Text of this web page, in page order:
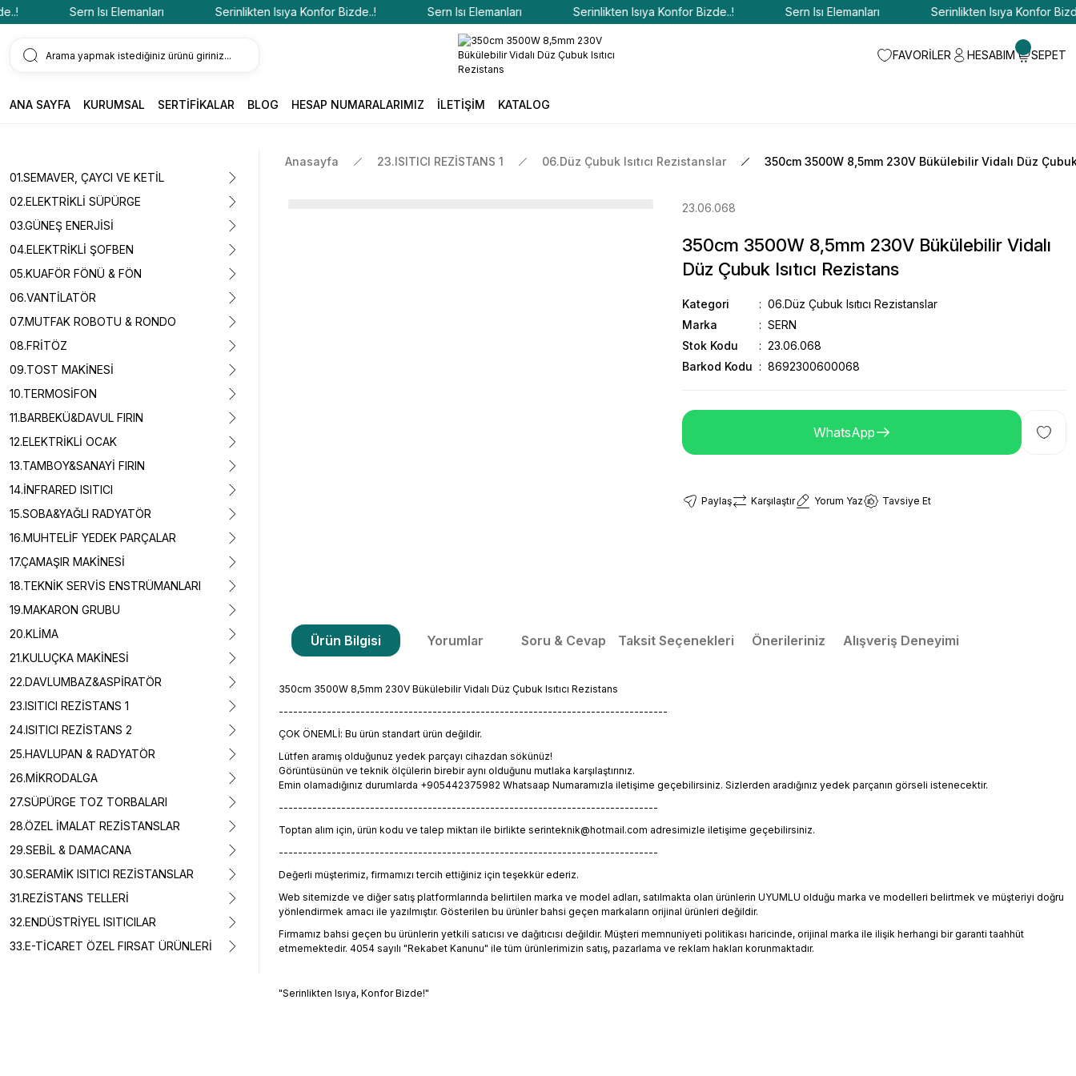
Sern Isı Elemanları Serinlikten Isıya Konfor Bizde..! Sern Isı Elemanları Serinlikten Isıya Konfor Bizde..! Sern Isı Elemanları Serinlikten Isıya Konfor Bizde..!
FAVORİLER HESABIM SEPET
ANA SAYFA KURUMSAL SERTİFİKALAR BLOG HESAP NUMARALARIMIZ İLETİŞİM KATALOG
01.SEMAVER, ÇAYCI VE KETİL
02.ELEKTRİKLİ SÜPÜRGE
03.GÜNEŞ ENERJİSİ
04.ELEKTRİKLİ ŞOFBEN
05.KUAFÖR FÖNÜ & FÖN
06.VANTİLATÖR
07.MUTFAK ROBOTU & RONDO
08.FRİTÖZ
09.TOST MAKİNESİ
10.TERMOSİFON
11.BARBEKÜ&DAVUL FIRIN
12.ELEKTRİKLİ OCAK
13.TAMBOY&SANAYİ FIRIN
14.İNFRARED ISITICI
15.SOBA&YAĞLI RADYATÖR
16.MUHTELİF YEDEK PARÇALAR
17.ÇAMAŞIR MAKİNESİ
18.TEKNİK SERVİS ENSTRÜMANLARI
19.MAKARON GRUBU
20.KLİMA
21.KULUÇKA MAKİNESİ
22.DAVLUMBAZ&ASPİRATÖR
23.ISITICI REZİSTANS 1
24.ISITICI REZİSTANS 2
25.HAVLUPAN & RADYATÖR
26.MİKRODALGA
27.SÜPÜRGE TOZ TORBALARI
28.ÖZEL İMALAT REZİSTANSLAR
29.SEBİL & DAMACANA
30.SERAMİK ISITICI REZİSTANSLAR
31.REZİSTANS TELLERİ
32.ENDÜSTRİYEL ISITICILAR
33.E-TİCARET ÖZEL FIRSAT ÜRÜNLERİ
Anasayfa 23.ISITICI REZİSTANS 1 06.Düz Çubuk Isıtıcı Rezistanslar 350cm 3500W 8,5mm 230V Bükülebilir Vidalı Düz Çubuk
23.06.068
350cm 3500W 8,5mm 230V Bükülebilir Vidalı
Düz Çubuk Isıtıcı Rezistans
Kategori
06.Düz Çubuk Isıtıcı Rezistanslar
Marka
SERN
Stok Kodu
23.06.068
Barkod Kodu
8692300600068
WhatsApp
Paylaş Karşılaştır Yorum Yaz Tavsiye Et
Ürün Bilgisi Yorumlar Soru & Cevap Taksit Seçenekleri Önerileriniz Alışveriş Deneyimi
350cm 3500W 8,5mm 230V Bükülebilir Vidalı Düz Çubuk Isıtıcı Rezistans
---------------------------------------------------------------------------------
ÇOK ÖNEMLİ: Bu ürün standart ürün değildir.
Lütfen aramış olduğunuz yedek parçayı cihazdan sökünüz!
Görüntüsünün ve teknik ölçülerin birebir aynı olduğunu mutlaka karşılaştırınız.
Emin olamadığınız durumlarda +905442375982 Whatsaap Numaramızla iletişime geçebilirsiniz. Sizlerden aradığınız yedek parçanın görseli istenecektir.
-------------------------------------------------------------------------------
Toptan alım için, ürün kodu ve talep miktarı ile birlikte serinteknik@hotmail.com adresimizle iletişime geçebilirsiniz.
-------------------------------------------------------------------------------
Değerli müşterimiz, firmamızı tercih ettiğiniz için teşekkür ederiz.
Web sitemizde ve diğer satış platformlarında belirtilen marka ve model adları, satılmakta olan ürünlerin UYUMLU olduğu marka ve modelleri belirtmek ve müşteriyi doğru
yönlendirmek amacı ile yazılmıştır. Gösterilen bu ürünler bahsi geçen markaların orijinal ürünleri değildir.
Firmamız bahsi geçen bu ürünlerin yetkili satıcısı ve dağıtıcısı değildir. Müşteri memnuniyeti politikası haricinde, orijinal marka ile ilişik herhangi bir garanti taahhüt
etmemektedir. 4054 sayılı "Rekabet Kanunu" ile tüm ürünlerimizin satış, pazarlama ve reklam hakları korunmaktadır.
"Serinlikten Isıya, Konfor Bizde!"